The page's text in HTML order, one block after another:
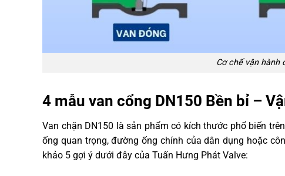
Cơ chế vận hành
4 mẫu van cổng DN150 Bền bỉ –
Van chặn DN150 là sản phẩm có kích thước phổ biến
ống quan trọng, đường ống chính của dân dụng hoặc
khảo 5 gợi ý dưới đây của Tuấn Hưng Phát Valve: